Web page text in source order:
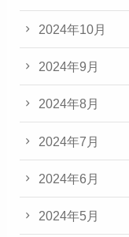
2024年10月
2024年9月
2024年8月
2024年7月
2024年6月
2024年5月